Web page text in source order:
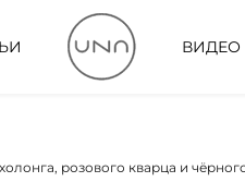
ВИДЕО
розового кварца и